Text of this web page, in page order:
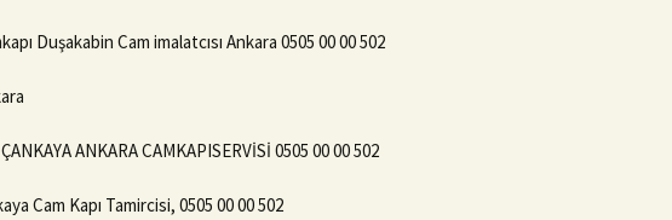
Duşakabin Cam imalatcısı Ankara 0505 00 00 502
ÇANKAYA ANKARA CAMKAPISERVİSİ 0505 00 00 502
Cam Kapı Tamircisi, 0505 00 00 502